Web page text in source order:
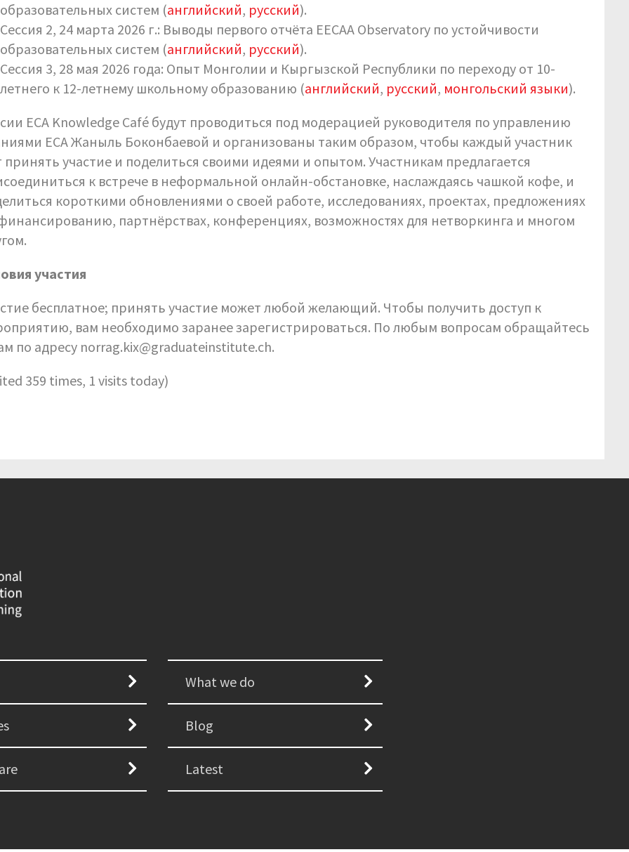
образовательных систем (английский, русский).
Сессия 2, 24 марта 2026 г.: Выводы первого отчёта EECAA Observatory по устойчивости
образовательных систем (английский, русский).
Сессия 3, 28 мая 2026 года: Опыт Монголии и Кыргызской Республики по переходу от 10-
летнего к 12-летнему школьному образованию (английский, русский, монгольский языки).
ECA Knowledge Café будут проводиться под модерацией руководителя по управлению
ECA Жаныль Боконбаевой и организованы таким образом, чтобы каждый участник
принять участие и поделиться своими идеями и опытом. Участникам предлагается
к встрече в неформальной онлайн-обстановке, наслаждаясь чашкой кофе, и
короткими обновлениями о своей работе, исследованиях, проектах, предложениях
партнёрствах, конференциях, возможностях для нетворкинга и многом
участия
бесплатное; принять участие может любой желающий. Чтобы получить доступ к
вам необходимо заранее зарегистрироваться. По любым вопросам обращайтесь
по адресу norrag.kix@graduateinstitute.ch.
359 times, 1 visits today)
What we do
Blog
Latest